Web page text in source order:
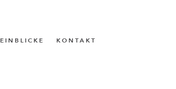
EINBLICKE KONTAKT